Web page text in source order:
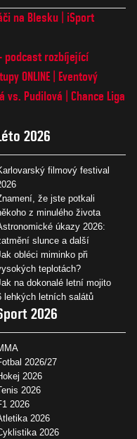
na Blesku
iSport
podcast rozbíjející
ONLINE
Eventový
vs. Pudilová
Chance Liga
2026
filmový festival
že jste potkali
z minulého života
úkazy 2026:
slunce a další
obléci miminko při
teplotách?
na dokonalé letní mojito
lehkých letních salátů
2026
2026/27
2026
2026
2026
2026
2026